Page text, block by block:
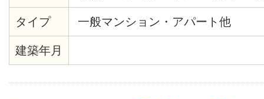
してありませんが、敷地内に自転
タイプ
一般マンション・アパート他
建築年月